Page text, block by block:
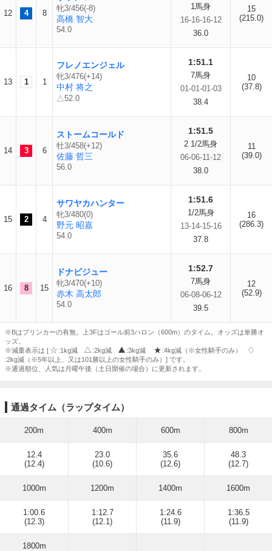
12 4 8
牝3/456(-8)
高橋 智大
54.0
1馬身
16-16-16-12
36.0
15
(215.0)
13 1 1
フレノエンジェル
牝3/476(+14)
中村 将之
△52.0
1:51.1
7馬身
01-01-01-03
38.4
10
(37.8)
14 3 6
ストームコールド
牡3/458(+12)
佐藤 哲三
56.0
1:51.5
2 1/2馬身
06-06-11-12
38.0
11
(39.0)
15 2 4
サワヤカハンター
牝3/480(0)
野元 昭嘉
54.0
1:51.6
1/2馬身
13-14-15-16
37.8
16
(286.3)
16 8 15
ドナビジュー
牝3/470(+10)
赤木 高太郎
54.0
1:52.7
7馬身
06-08-06-12
39.5
12
(52.9)
※Bはブリンカーの有無。上3Fはゴール前3ハロン（600m）のタイム。オッズは単勝オ
ッズ。
※減量表示は [
:1kg減 :2kg減 :3kg減
:4kg減（※女性騎手のみ）
:2kg減（※5年以上、又は101勝以上の女性騎手のみ）] です。
※通過順位、人気は月曜午後（土日開催の場合）に更新されます。
通過タイム（ラップタイム）
200m 400m 600m 800m
12.4
(12.4)
23.0
(10.6)
35.6
(12.6)
48.3
(12.7)
1000m 1200m 1400m 1600m
1:00.6
(12.3)
1:12.7
(12.1)
1:24.6
(11.9)
1:36.5
(11.9)
1800m